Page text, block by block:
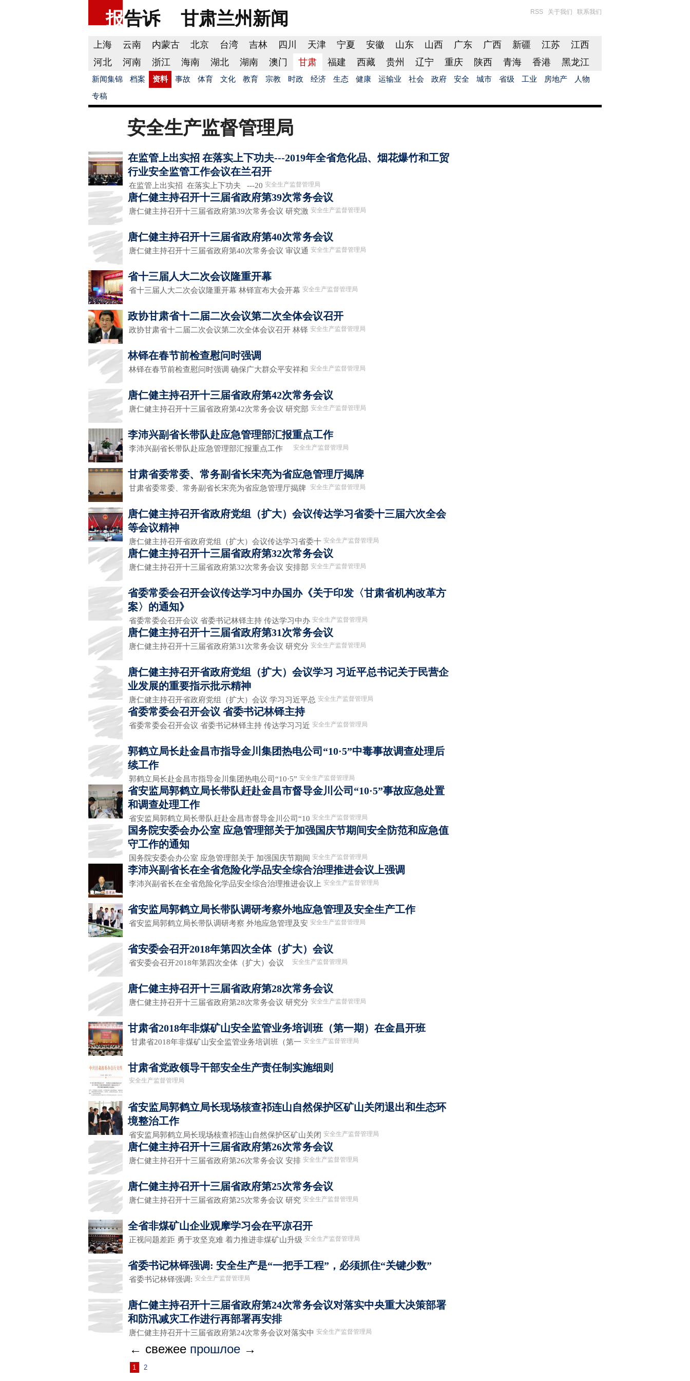
报告诉 甘肃兰州 新闻 RSS 关于我们 联系我们
上海 云南 内蒙古 北京 台湾 吉林 四川 天津 宁夏 安徽 山东 山西 广东 广西 新疆 江苏
江西
河北
河南 浙江 海南 湖北 湖南 澳门 甘肃 福建 西藏 贵州 辽宁 重庆 陕西 青海 香港 黑龙江
新闻集锦 档案 资料 事故 体育 文化 教育 宗教 时政 经济 生态 健康 运输业 社会 政府 安全 城市 省级 工业 房地产 人物
专稿
安全生产监督管理局
在监管上出实招 在落实上下功夫---2019年全省危化品、烟花爆竹和工贸
行业安全监管工作会议在兰召开
在监管上出实招 在落实上下功夫 ---20 安全生产监督管理局
唐仁健主持召开十三届省政府第39次常务会议
唐仁健主持召开十三届省政府第39次常务会议 研究激 安全生产监督管理局
唐仁健主持召开十三届省政府第40次常务会议
唐仁健主持召开十三届省政府第40次常务会议 审议通 安全生产监督管理局
省十三届人大二次会议隆重开幕
省十三届人大二次会议隆重开幕 林铎宣布大会开幕 安全生产监督管理局
政协甘肃省十二届二次会议第二次全体会议召开
政协甘肃省十二届二次会议第二次全体会议召开 林铎 安全生产监督管理局
林铎在春节前检查慰问时强调
林铎在春节前检查慰问时强调 确保广大群众平安祥和 安全生产监督管理局
唐仁健主持召开十三届省政府第42次常务会议
唐仁健主持召开十三届省政府第42次常务会议 研究部 安全生产监督管理局
李沛兴副省长带队赴应急管理部汇报重点工作
李沛兴副省长带队赴应急管理部汇报重点工作 安全生产监督管理局
甘肃省委常委、常务副省长宋亮为省应急管理厅揭牌
甘肃省委常委、常务副省长宋亮为省应急管理厅揭牌 安全生产监督管理局
唐仁健主持召开省政府党组（扩大）会议传达学习省委十三届六次全会
等会议精神
唐仁健主持召开省政府党组（扩大）会议传达学习省委十 安全生产监督管理局
唐仁健主持召开十三届省政府第32次常务会议
唐仁健主持召开十三届省政府第32次常务会议 安排部 安全生产监督管理局
省委常委会召开会议传达学习中办国办《关于印发〈甘肃省机构改革方
案〉的通知》
省委常委会召开会议 省委书记林铎主持 传达学习中办 安全生产监督管理局
唐仁健主持召开十三届省政府第31次常务会议
唐仁健主持召开十三届省政府第31次常务会议 研究分 安全生产监督管理局
唐仁健主持召开省政府党组（扩大）会议学习 习近平总书记关于民营企
业发展的重要指示批示精神
唐仁健主持召开省政府党组（扩大）会议 学习习近平总 安全生产监督管理局
省委常委会召开会议 省委书记林铎主持
省委常委会召开会议 省委书记林铎主持 传达学习习近 安全生产监督管理局
郭鹤立局长赴金昌市指导金川集团热电公司“10·5”中毒事故调查处理后
续工作
郭鹤立局长赴金昌市指导金川集团热电公司“10·5” 安全生产监督管理局
省安监局郭鹤立局长带队赶赴金昌市督导金川公司“10·5”事故应急处置
和调查处理工作
省安监局郭鹤立局长带队赶赴金昌市督导金川公司“10 安全生产监督管理局
国务院安委会办公室 应急管理部关于加强国庆节期间安全防范和应急值
守工作的通知
国务院安委会办公室 应急管理部关于 加强国庆节期间 安全生产监督管理局
李沛兴副省长在全省危险化学品安全综合治理推进会议上强调
李沛兴副省长在全省危险化学品安全综合治理推进会议上 安全生产监督管理局
省安监局郭鹤立局长带队调研考察外地应急管理及安全生产工作
省安监局郭鹤立局长带队调研考察 外地应急管理及安 安全生产监督管理局
省安委会召开2018年第四次全体（扩大）会议
省安委会召开2018年第四次全体（扩大）会议 安全生产监督管理局
唐仁健主持召开十三届省政府第28次常务会议
唐仁健主持召开十三届省政府第28次常务会议 研究分 安全生产监督管理局
甘肃省2018年非煤矿山安全监管业务培训班（第一期）在金昌开班
甘肃省2018年非煤矿山安全监管业务培训班（第一 安全生产监督管理局
甘肃省党政领导干部安全生产责任制实施细则
安全生产监督管理局
省安监局郭鹤立局长现场核查祁连山自然保护区矿山关闭退出和生态环
境整治工作
省安监局郭鹤立局长现场核查祁连山自然保护区矿山关闭 安全生产监督管理局
唐仁健主持召开十三届省政府第26次常务会议
唐仁健主持召开十三届省政府第26次常务会议 安排 安全生产监督管理局
唐仁健主持召开十三届省政府第25次常务会议
唐仁健主持召开十三届省政府第25次常务会议 研究 安全生产监督管理局
全省非煤矿山企业观摩学习会在平凉召开
正视问题差距 勇于攻坚克难 着力推进非煤矿山升级 安全生产监督管理局
省委书记林铎强调: 安全生产是“一把手工程”，必须抓住“关键少数”
省委书记林铎强调: 安全生产监督管理局
唐仁健主持召开十三届省政府第24次常务会议对落实中央重大决策部署
和防汛减灾工作进行再部署再安排
唐仁健主持召开十三届省政府第24次常务会议对落实中 安全生产监督管理局
← свежее прошлое →
1 2